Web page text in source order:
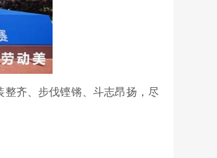
齐、步伐铿锵、斗志昂扬，尽